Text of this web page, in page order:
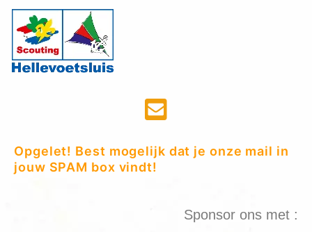
Opgelet! Best mogelijk dat je onze mail in
jouw SPAM box vindt!
Sponsor ons met :